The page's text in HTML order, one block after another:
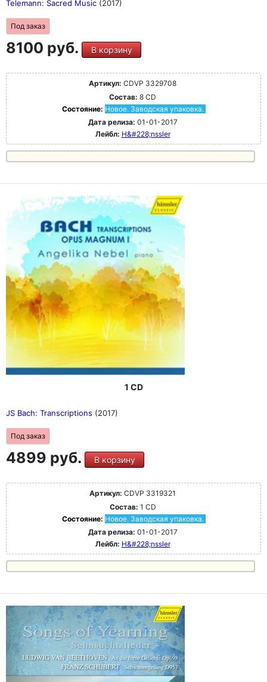
Telemann: Sacred Music (2017)
Под заказ
8100 руб. В корзину
Артикул: CDVP 3329708
Состав: 8 CD
Состояние: Новое. Заводская упаковка.
Дата релиза: 01-01-2017
Лейбл: H&#228;nssler
1 CD
JS Bach: Transcriptions (2017)
Под заказ
4899 руб. В корзину
Артикул: CDVP 3319321
Состав: 1 CD
Состояние: Новое. Заводская упаковка.
Дата релиза: 01-01-2017
Лейбл: H&#228;nssler